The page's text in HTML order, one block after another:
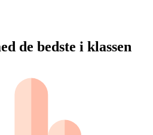
de bedste i klassen